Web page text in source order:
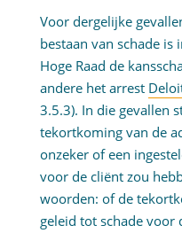
Voor dergelijke
bestaan van schade is
Hoge Raad de
andere het arrest
3.5.3). In die gevallen
tekortkoming van de
onzeker of een
voor de cliënt zou
woorden: of de
geleid tot schade voor